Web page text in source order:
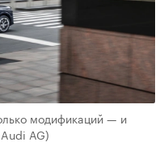
модификаций — и
AG)